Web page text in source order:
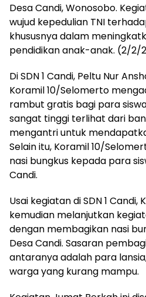
Desa Candi, Wonosobo.
wujud kepedulian TNI
khususnya dalam
pendidikan anak-anak. (2/2/
Di SDN 1 Candi, Peltu Nur
Koramil 10/Selomerto
rambut gratis bagi para
sangat tinggi terlihat dari
mengantri untuk
Selain itu, Koramil 10/
nasi bungkus kepada para
Candi.
Usai kegiatan di SDN 1
kemudian melanjutkan
dengan membagikan nasi
Desa Candi. Sasaran
antaranya adalah para
warga yang kurang mampu.